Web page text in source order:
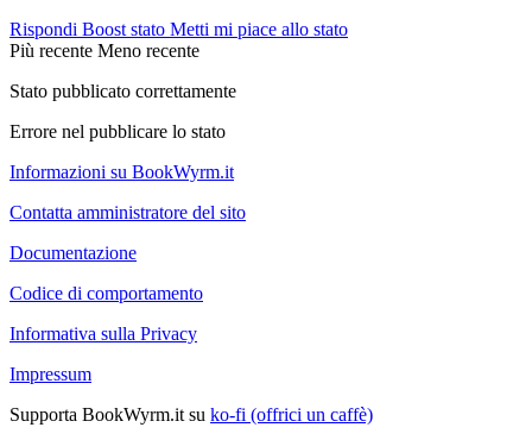
Rispondi Boost stato Metti mi piace allo stato
Più recente Meno recente
Stato pubblicato correttamente
Errore nel pubblicare lo stato
Informazioni su BookWyrm.it
Contatta amministratore del sito
Documentazione
Codice di comportamento
Informativa sulla Privacy
Impressum
Supporta BookWyrm.it su ko-fi (offrici un caffè)